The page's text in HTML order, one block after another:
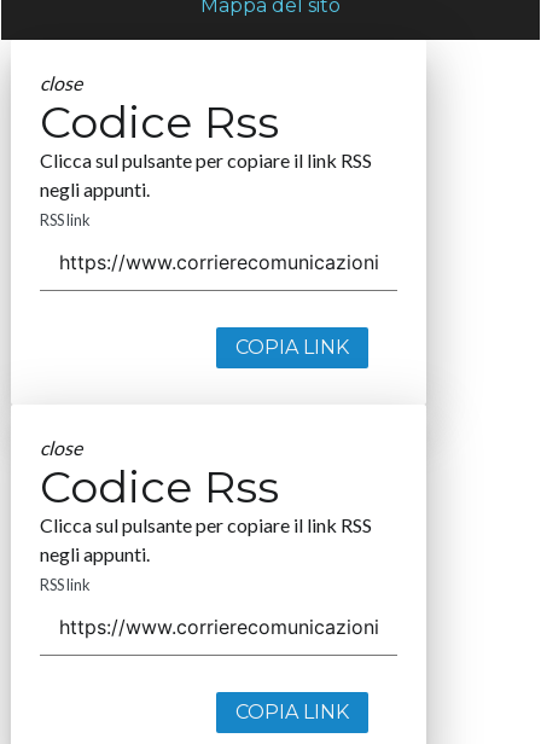
Mappa del sito
close
Codice Rss
Clicca sul pulsante per copiare il link RSS
negli appunti.
RSS link
COPIA LINK
close
Codice Rss
Clicca sul pulsante per copiare il link RSS
negli appunti.
RSS link
COPIA LINK